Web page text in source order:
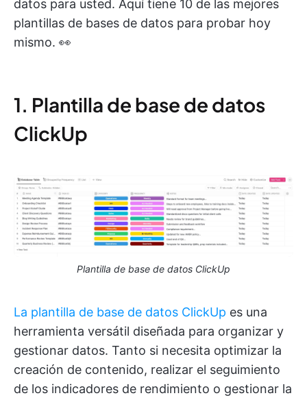
datos para usted. Aquí tiene 10 de las mejores
plantillas de bases de datos para probar hoy
mismo. 👀
1. Plantilla de base de datos
ClickUp
Plantilla de base de datos ClickUp
La plantilla de base de datos ClickUp es una
herramienta versátil diseñada para organizar y
gestionar datos. Tanto si necesita optimizar la
creación de contenido, realizar el seguimiento
de los indicadores de rendimiento o gestionar la